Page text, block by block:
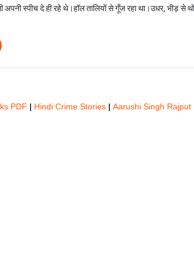
अपनी स्पीच दे ही रहे थे।हॉल तालियों से गूँज रहा था।उधर, भीड़ से
PDF | Hindi Crime Stories | Aarushi Singh Rajput